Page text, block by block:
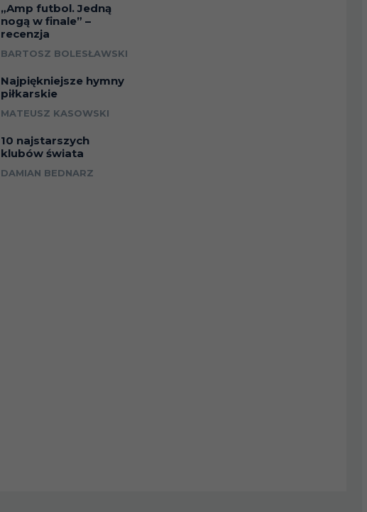
„Amp futbol. Jedną
nogą w finale” –
recenzja
BARTOSZ BOLESŁAWSKI
Najpiękniejsze hymny
piłkarskie
MATEUSZ KASOWSKI
10 najstarszych
klubów świata
DAMIAN BEDNARZ